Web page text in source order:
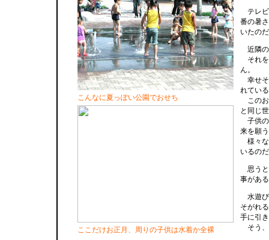
こんなに夏っぽい公園でおせち
ここだけお正月、周りの子供は水着か全裸
テレビ
番の暑
いたの
近隣の
それを
ん。
幸せそ
れてい
このお
と同じ
子供の
来を願
様々な
いるの
思うと
事があ
水遊び
そがれ
手に引
そう、